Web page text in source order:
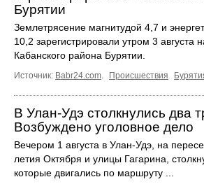
Бурятии
Землетрясение магнитудой 4,7 и
10,2 зарегистрировали утром 3 августа
Кабанского района Бурятии.
Источник: Babr24.com. Происшествия
В Улан-Удэ столкнулись два
Возбуждено уголовное дело
Вечером 1 августа в Улан-Удэ, на
летия Октября и улицы Гагарина,
которые двигались по маршруту ...